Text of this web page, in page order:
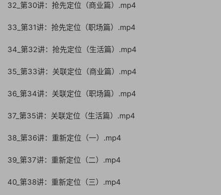
32_第30讲：抢先定位（商业篇）.mp4
33_第31讲：抢先定位（职场篇）.mp4
34_第32讲：抢先定位（生活篇）.mp4
35_第33讲：关联定位（商业篇）.mp4
36_第34讲：关联定位（职场篇）.mp4
37_第35讲：关联定位（生活篇）.mp4
38_第36讲：重新定位（一）.mp4
39_第37讲：重新定位（二）.mp4
40_第38讲：重新定位（三）.mp4